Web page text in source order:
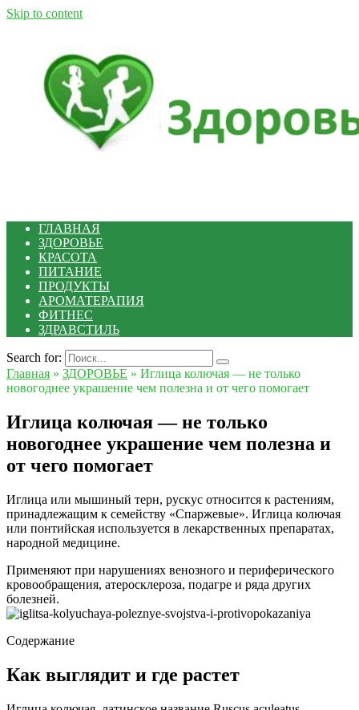
Skip to content
ГЛАВНАЯ
ЗДОРОВЬЕ
КРАСОТА
ПИТАНИЕ
ПРОДУКТЫ
АРОМАТЕРАПИЯ
ФИТНЕС
ЗДРАВСТИЛЬ
Search for:
Главная » ЗДОРОВЬЕ » Иглица колючая — не только
новогоднее украшение чем полезна и от чего помогает
Иглица колючая — не только
новогоднее украшение чем полезна и
от чего помогает
Иглица или мышиный терн, рускус относится к растениям,
принадлежащим к семейству «Спаржевые». Иглица колючая
или понтийская используется в лекарственных препаратах,
народной медицине.
Применяют при нарушениях венозного и периферического
кровообращения, атеросклероза, подагре и ряда других
болезней.
Содержание
Как выглядит и где растет